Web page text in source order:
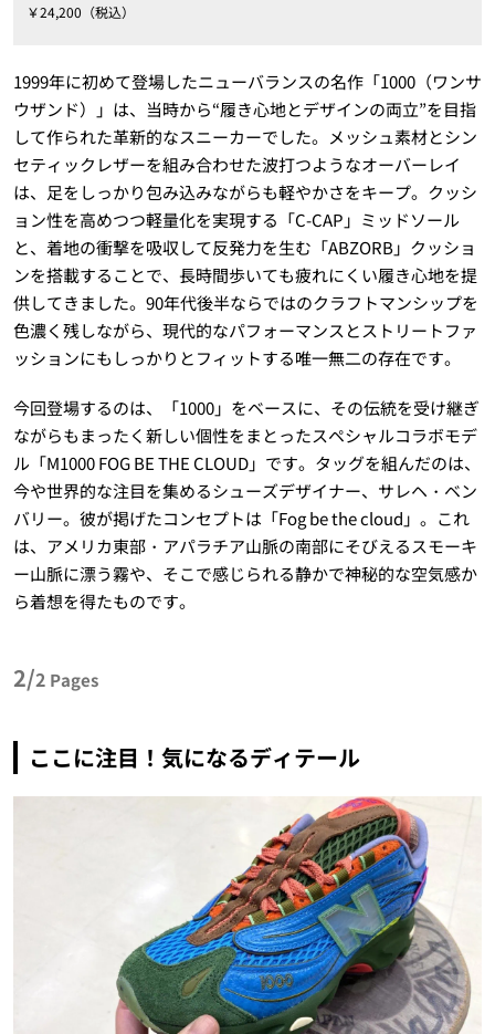
￥24,200（税込）
1999年に初めて登場したニューバランスの名作「1000（ワンサ
ウザンド）」は、当時から“履き心地とデザインの両立”を目指
して作られた革新的なスニーカーでした。メッシュ素材とシン
セティックレザーを組み合わせた波打つようなオーバーレイ
は、足をしっかり包み込みながらも軽やかさをキープ。クッシ
ョン性を高めつつ軽量化を実現する「C-CAP」ミッドソール
と、着地の衝撃を吸収して反発力を生む「ABZORB」クッショ
ンを搭載することで、長時間歩いても疲れにくい履き心地を提
供してきました。90年代後半ならではのクラフトマンシップを
色濃く残しながら、現代的なパフォーマンスとストリートファ
ッションにもしっかりとフィットする唯一無二の存在です。
今回登場するのは、「1000」をベースに、その伝統を受け継ぎ
ながらもまったく新しい個性をまとったスペシャルコラボモデ
ル「M1000 FOG BE THE CLOUD」です。タッグを組んだのは、
今や世界的な注目を集めるシューズデザイナー、サレヘ・ベン
バリー。彼が掲げたコンセプトは「Fog be the cloud」。これ
は、アメリカ東部・アパラチア山脈の南部にそびえるスモーキ
ー山脈に漂う霧や、そこで感じられる静かで神秘的な空気感か
ら着想を得たものです。
2/2 Pages
ここに注目！気になるディテール